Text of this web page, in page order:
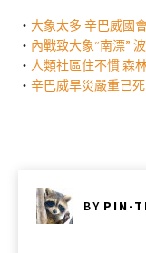
・ 大象太多 辛巴威國
・ 內戰致大象“南漂”
・ 人類社區住不慣 森
・ 辛巴威旱災嚴重已
BY PIN-